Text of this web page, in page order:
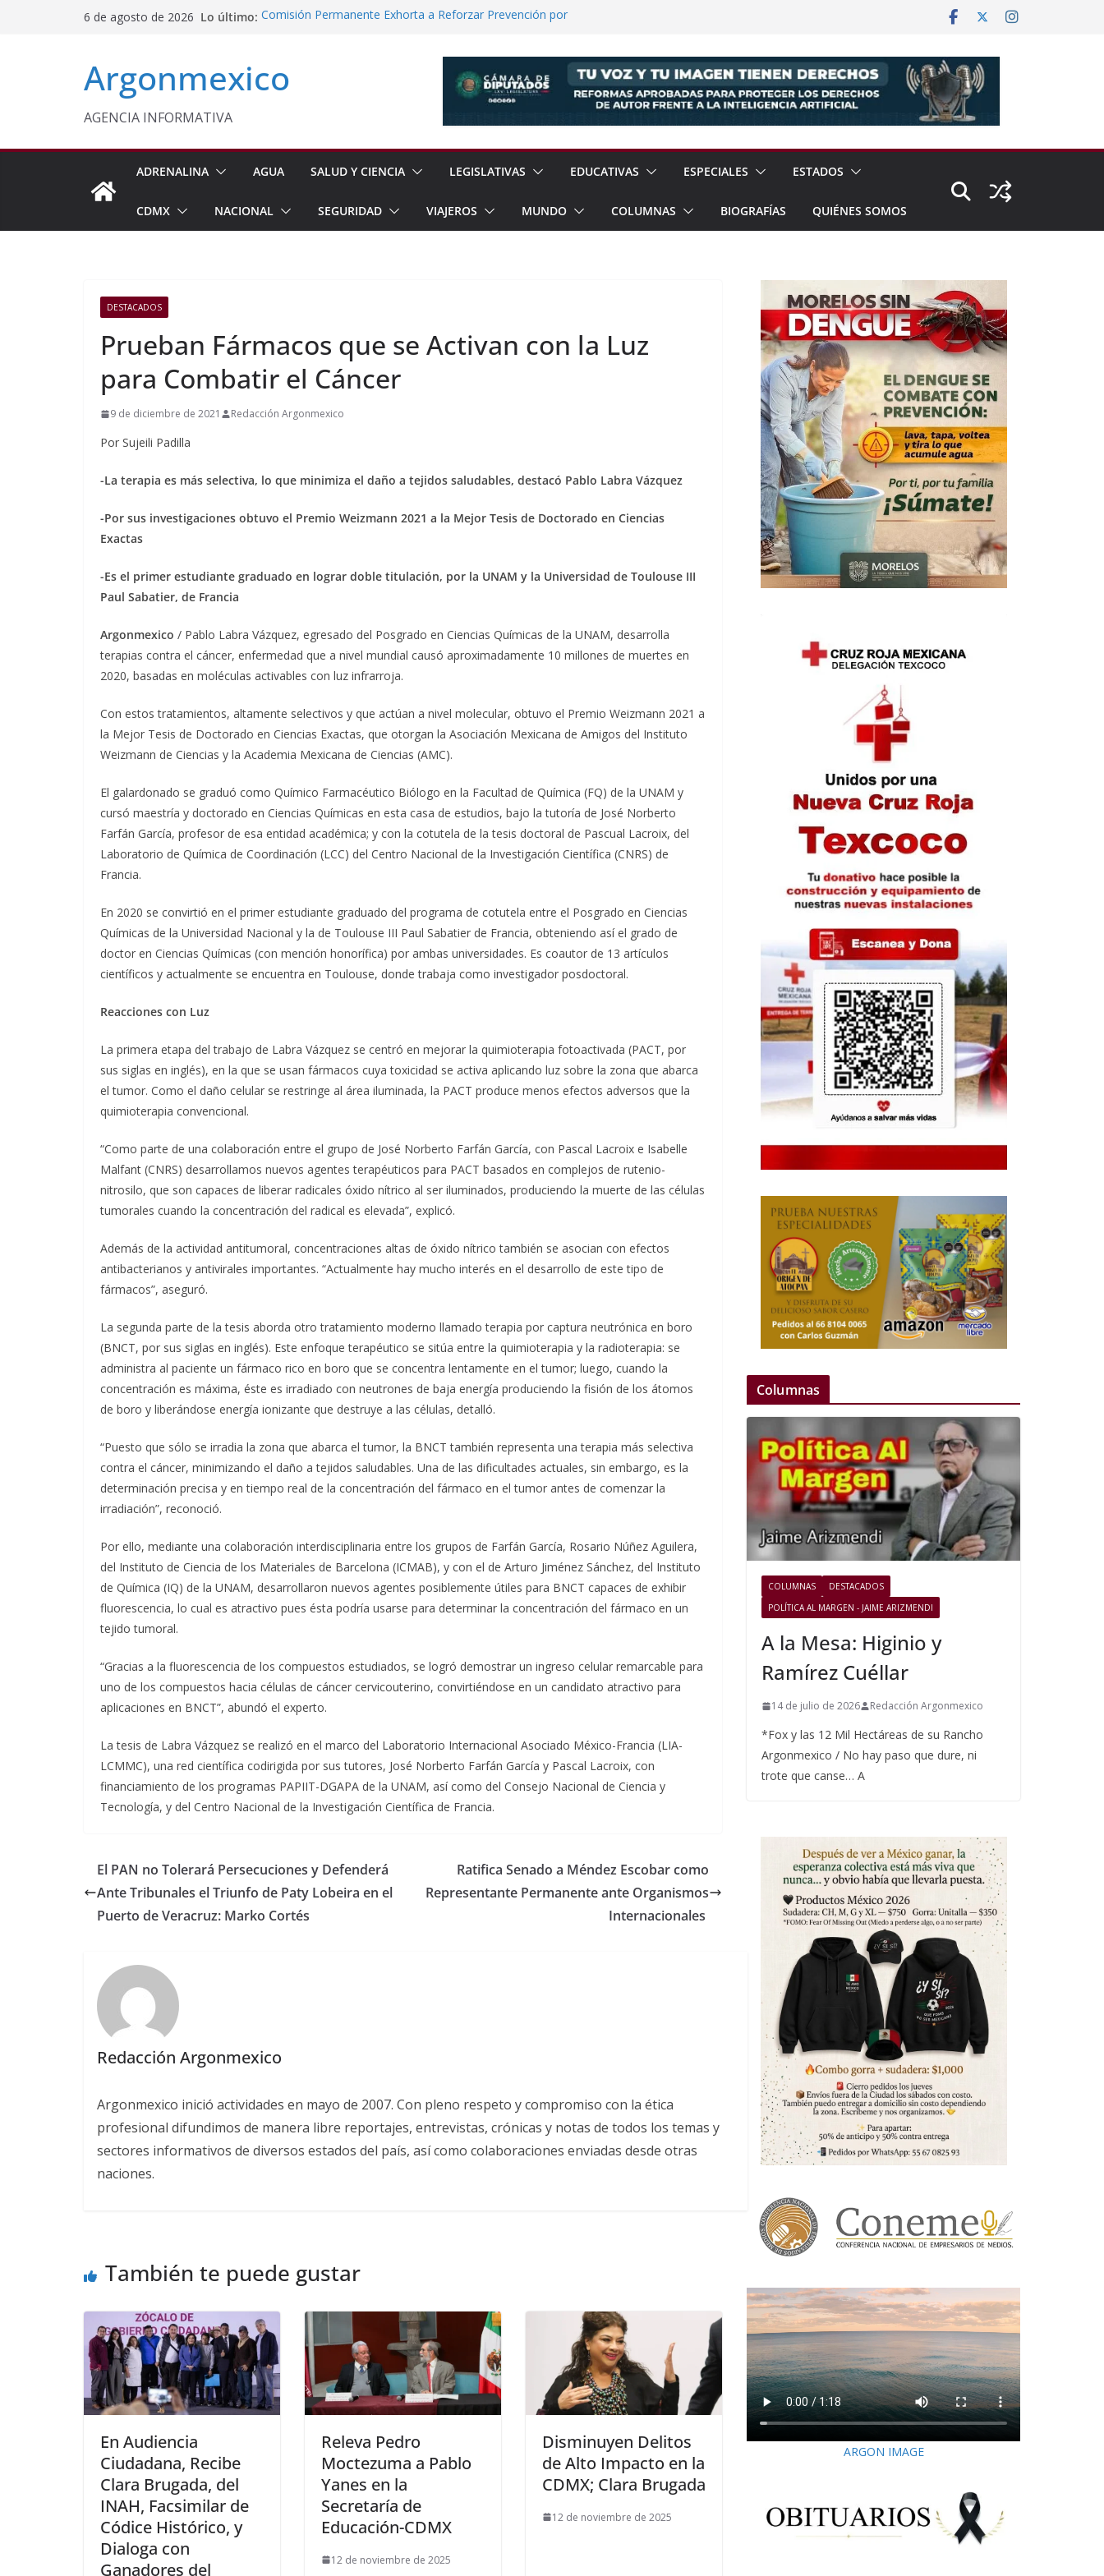
6 de agosto de 2026 Lo último: Comisión Permanente Exhorta a Reforzar Prevención por
Javier Saldaña Fortalece Aspiración con Multitudinario Evento
Reconoce ANTAD Morelos Estrategias de Seguridad de la
Siembra de 6.6 Millones de Árboles
Argonmexico
AGENCIA INFORMATIVA
ADRENALINA AGUA SALUD Y CIENCIA LEGISLATIVAS EDUCATIVAS ESPECIALES ESTADOS
CDMX NACIONAL SEGURIDAD VIAJEROS MUNDO COLUMNAS BIOGRAFÍAS QUIÉNES SOMOS
DESTACADOS
Prueban Fármacos que se Activan con la Luz
para Combatir el Cáncer
9 de diciembre de 2021 Redacción Argonmexico
Por Sujeili Padilla
-La terapia es más selectiva, lo que minimiza el daño a tejidos saludables, destacó Pablo Labra Vázquez
-Por sus investigaciones obtuvo el Premio Weizmann 2021 a la Mejor Tesis de Doctorado en Ciencias
Exactas
-Es el primer estudiante graduado en lograr doble titulación, por la UNAM y la Universidad de Toulouse III
Paul Sabatier, de Francia
Argonmexico / Pablo Labra Vázquez, egresado del Posgrado en Ciencias Químicas de la UNAM, desarrolla
terapias contra el cáncer, enfermedad que a nivel mundial causó aproximadamente 10 millones de muertes en
2020, basadas en moléculas activables con luz infrarroja.
Con estos tratamientos, altamente selectivos y que actúan a nivel molecular, obtuvo el Premio Weizmann 2021 a
la Mejor Tesis de Doctorado en Ciencias Exactas, que otorgan la Asociación Mexicana de Amigos del Instituto
Weizmann de Ciencias y la Academia Mexicana de Ciencias (AMC).
El galardonado se graduó como Químico Farmacéutico Biólogo en la Facultad de Química (FQ) de la UNAM y
cursó maestría y doctorado en Ciencias Químicas en esta casa de estudios, bajo la tutoría de José Norberto
Farfán García, profesor de esa entidad académica; y con la cotutela de la tesis doctoral de Pascual Lacroix, del
Laboratorio de Química de Coordinación (LCC) del Centro Nacional de la Investigación Científica (CNRS) de
Francia.
En 2020 se convirtió en el primer estudiante graduado del programa de cotutela entre el Posgrado en Ciencias
Químicas de la Universidad Nacional y la de Toulouse III Paul Sabatier de Francia, obteniendo así el grado de
doctor en Ciencias Químicas (con mención honorífica) por ambas universidades. Es coautor de 13 artículos
científicos y actualmente se encuentra en Toulouse, donde trabaja como investigador posdoctoral.
Reacciones con Luz
La primera etapa del trabajo de Labra Vázquez se centró en mejorar la quimioterapia fotoactivada (PACT, por
sus siglas en inglés), en la que se usan fármacos cuya toxicidad se activa aplicando luz sobre la zona que abarca
el tumor. Como el daño celular se restringe al área iluminada, la PACT produce menos efectos adversos que la
quimioterapia convencional.
“Como parte de una colaboración entre el grupo de José Norberto Farfán García, con Pascal Lacroix e Isabelle
Malfant (CNRS) desarrollamos nuevos agentes terapéuticos para PACT basados en complejos de rutenio-
nitrosilo, que son capaces de liberar radicales óxido nítrico al ser iluminados, produciendo la muerte de las células
tumorales cuando la concentración del radical es elevada”, explicó.
Además de la actividad antitumoral, concentraciones altas de óxido nítrico también se asocian con efectos
antibacterianos y antivirales importantes. “Actualmente hay mucho interés en el desarrollo de este tipo de
fármacos”, aseguró.
La segunda parte de la tesis aborda otro tratamiento moderno llamado terapia por captura neutrónica en boro
(BNCT, por sus siglas en inglés). Este enfoque terapéutico se sitúa entre la quimioterapia y la radioterapia: se
administra al paciente un fármaco rico en boro que se concentra lentamente en el tumor; luego, cuando la
concentración es máxima, éste es irradiado con neutrones de baja energía produciendo la fisión de los átomos
de boro y liberándose energía ionizante que destruye a las células, detalló.
“Puesto que sólo se irradia la zona que abarca el tumor, la BNCT también representa una terapia más selectiva
contra el cáncer, minimizando el daño a tejidos saludables. Una de las dificultades actuales, sin embargo, es la
determinación precisa y en tiempo real de la concentración del fármaco en el tumor antes de comenzar la
irradiación”, reconoció.
Por ello, mediante una colaboración interdisciplinaria entre los grupos de Farfán García, Rosario Núñez Aguilera,
del Instituto de Ciencia de los Materiales de Barcelona (ICMAB), y con el de Arturo Jiménez Sánchez, del Instituto
de Química (IQ) de la UNAM, desarrollaron nuevos agentes posiblemente útiles para BNCT capaces de exhibir
fluorescencia, lo cual es atractivo pues ésta podría usarse para determinar la concentración del fármaco en un
tejido tumoral.
“Gracias a la fluorescencia de los compuestos estudiados, se logró demostrar un ingreso celular remarcable para
uno de los compuestos hacia células de cáncer cervicouterino, convirtiéndose en un candidato atractivo para
aplicaciones en BNCT”, abundó el experto.
La tesis de Labra Vázquez se realizó en el marco del Laboratorio Internacional Asociado México-Francia (LIA-
LCMMC), una red científica codirigida por sus tutores, José Norberto Farfán García y Pascal Lacroix, con
financiamiento de los programas PAPIIT-DGAPA de la UNAM, así como del Consejo Nacional de Ciencia y
Tecnología, y del Centro Nacional de la Investigación Científica de Francia.
El PAN no Tolerará Persecuciones y Defenderá
Ante Tribunales el Triunfo de Paty Lobeira en el
Puerto de Veracruz: Marko Cortés
Ratifica Senado a Méndez Escobar como
Representante Permanente ante Organismos
Internacionales
Redacción Argonmexico
Argonmexico inició actividades en mayo de 2007. Con pleno respeto y compromiso con la ética
profesional difundimos de manera libre reportajes, entrevistas, crónicas y notas de todos los temas y
sectores informativos de diversos estados del país, así como colaboraciones enviadas desde otras
naciones.
También te puede gustar
En Audiencia
Ciudadana, Recibe
Clara Brugada, del
INAH, Facsimilar de
Códice Histórico, y
Dialoga con
Ganadores del
Releva Pedro
Moctezuma a Pablo
Yanes en la
Secretaría de
Educación-CDMX
12 de noviembre de 2025
Disminuyen Delitos
de Alto Impacto en la
CDMX; Clara Brugada
12 de noviembre de 2025
Columnas
COLUMNAS
DESTACADOS
POLÍTICA AL MARGEN - JAIME ARIZMENDI
A la Mesa: Higinio y
Ramírez Cuéllar
14 de julio de 2026 Redacción Argonmexico
*Fox y las 12 Mil Hectáreas de su Rancho
Argonmexico / No hay paso que dure, ni
trote que canse… A
ARGON IMAGE